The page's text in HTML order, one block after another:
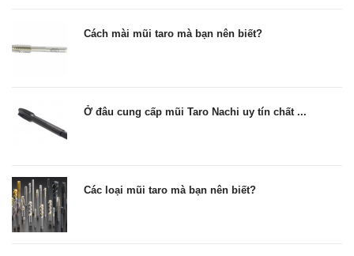
Cách mài mũi taro mà bạn nên biết?
Ở đâu cung cấp mũi Taro Nachi uy tín chất ...
Các loại mũi taro mà bạn nên biết?